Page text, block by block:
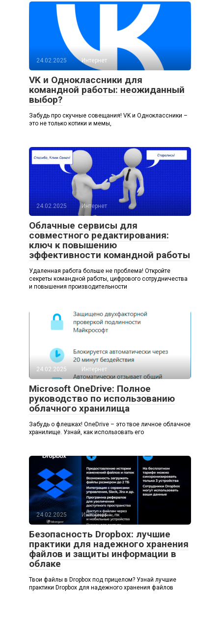
24.02.2025 Интернет
VK и Одноклассники для
командной работы: неожиданный
выбор?
Забудь про скучные совещания! VK и Одноклассники –
это не только котики и мемы,
24.02.2025 Интернет
Облачные сервисы для
совместного редактирования:
ключ к повышению
эффективности командной работы
Удаленная работа больше не проблема! Откройте
секреты командной работы, цифрового сотрудничества
и повышения производительности
24.02.2025 Интернет
Microsoft OneDrive: Полное
руководство по использованию
облачного хранилища
Забудь о флешках! OneDrive – это твое личное облачное
хранилище. Узнай, как использовать его
24.02.2025 Интернет
Безопасность Dropbox: лучшие
практики для надежного хранения
файлов и защиты информации в
облаке
Твои файлы в Dropbox под прицелом? Узнай лучшие
практики Dropbox для надежного хранения файлов